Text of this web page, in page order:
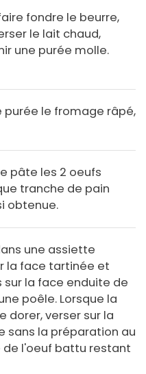
fondre le beurre,
le lait chaud,
une purée molle.
le fromage râpé,
pâte les 2 oeufs
tranche de pain
obtenue.
une assiette
la face tartinée et
la face enduite de
poêle. Lorsque la
dorer, verser sur la
sans la préparation au
de l'oeuf battu restant